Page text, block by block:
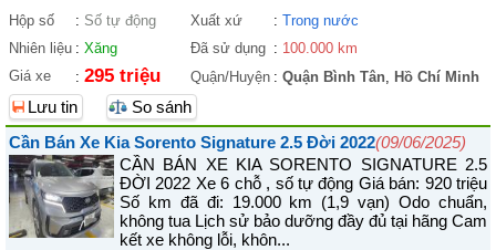
Hộp số : Số tự động Xuất xứ : Trong nước
Nhiên liệu : Xăng Đã sử dụng : 100.000 km
Giá xe
: 295 triệu Quận/Huyện : Quận Bình Tân, Hồ Chí Minh
Lưu tin
So sánh
Cần Bán Xe Kia Sorento Signature 2.5 Đời 2022(09/06/2025)
CẦN BÁN XE KIA SORENTO SIGNATURE 2.5
ĐỜI 2022 Xe 6 chỗ , số tự động Giá bán: 920 triệu
Số km đã đi: 19.000 km (1,9 vạn) Odo chuẩn,
không tua Lịch sử bảo dưỡng đầy đủ tại hãng Cam
kết xe không lỗi, khôn...